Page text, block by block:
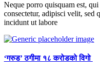
Neque porro quisquam est,
consectetur, adipisci velit, sed
incidunt ut labore
‘गरुड’ ठगीमा १८ करोडको विगो